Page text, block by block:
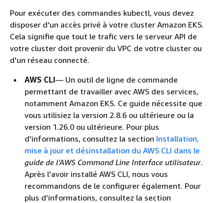
Pour exécuter des commandes kubectl, vous devez
disposer d'un accès privé à votre cluster Amazon EKS.
Cela signifie que tout le trafic vers le serveur API de
votre cluster doit provenir du VPC de votre cluster ou
d'un réseau connecté.
AWS CLI— Un outil de ligne de commande
permettant de travailler avec AWS des services,
notamment Amazon EKS. Ce guide nécessite que
vous utilisiez la version 2.8.6 ou ultérieure ou la
version 1.26.0 ou ultérieure. Pour plus
d'informations, consultez la section Installation,
mise à jour et désinstallation du AWS CLI dans le
guide de l'AWS Command Line Interface utilisateur.
Après l'avoir installé AWS CLI, nous vous
recommandons de le configurer également. Pour
plus d'informations, consultez la section